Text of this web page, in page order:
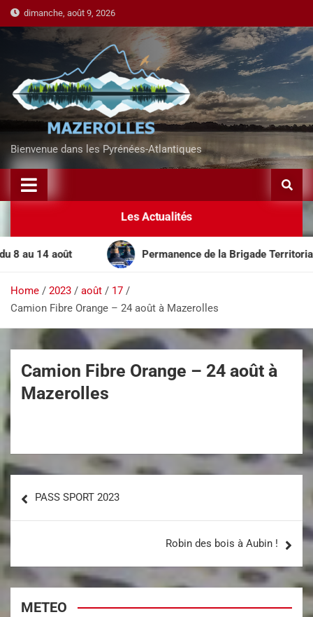
dimanche, août 9, 2026
Bienvenue dans les Pyrénées-Atlantiques
Les Actualités
14 août Permanence de la Brigade Territoriale
Home 2023 août
17
Camion Fibre Orange – 24 août à Mazerolles
Camion Fibre Orange – 24 août à
Mazerolles
PASS SPORT 2023
Robin des bois à Aubin !
METEO